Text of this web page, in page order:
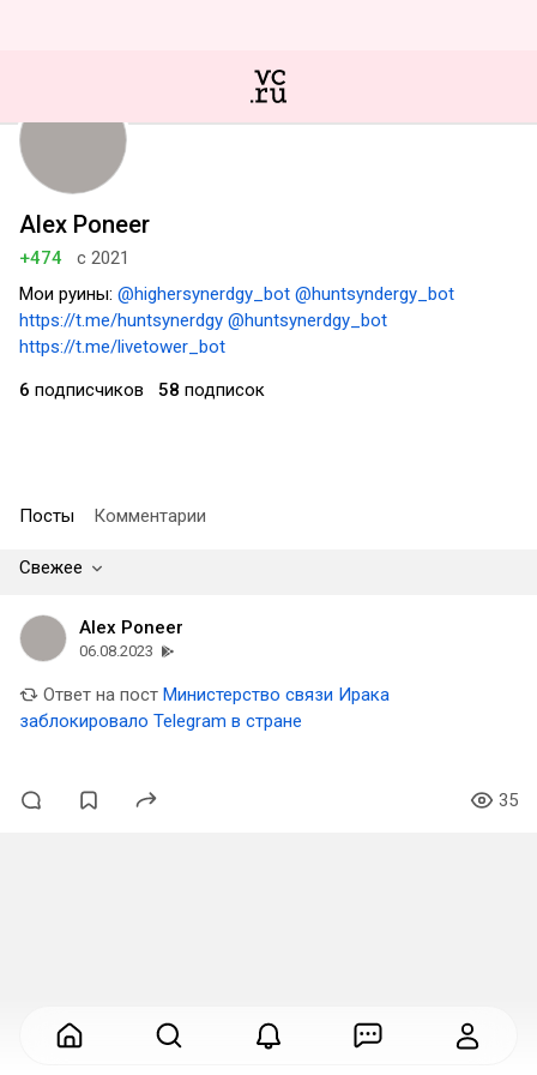
Alex Poneer
+474
с 2021
Мои руины: @highersynerdgy_bot @huntsyndergy_bot
https://t.me/huntsynerdgy @huntsynerdgy_bot
https://t.me/livetower_bot
6 подписчиков 58 подписок
Посты Комментарии
Свежее
Alex Poneer
06.08.2023
Ответ на пост Министерство связи Ирака
заблокировало Telegram в стране
35